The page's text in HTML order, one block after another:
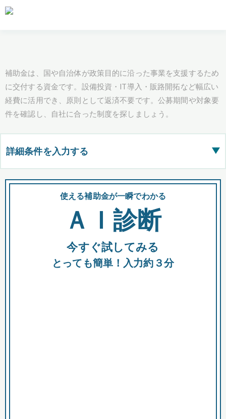
補助金は、国や自治体が政策目的に沿った事業を支援するため
に交付する資金です。設備投資・IT導入・販路開拓など幅広い
経費に活用でき、原則として返済不要です。公募期間や対象要
件を確認し、自社に合った制度を探しましょう。
詳細条件を入力する ▶
都道府県
全国の検索結果を含めて表示
助成金 融資 出資
使える補助金が一瞬でわかる
ＡＩ診断
今すぐ試してみる
とっても簡単！入力約３分